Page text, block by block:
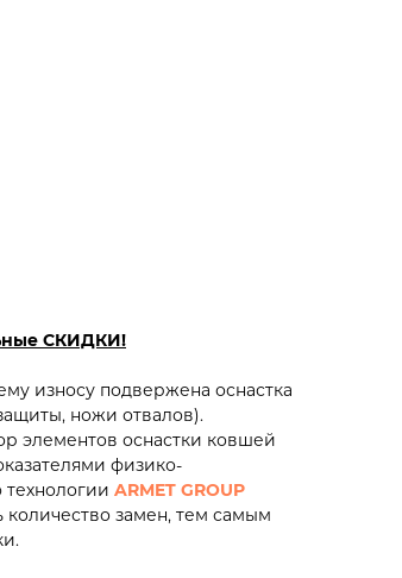
СКИДКИ!
износу подвержена оснастка
ножи отвалов).
элементов оснастки ковшей
физико-
ARMET GROUP
замен, тем самым